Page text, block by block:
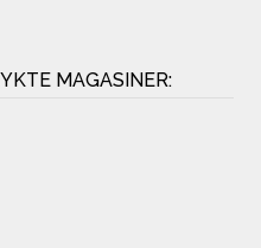
MAGASINER: